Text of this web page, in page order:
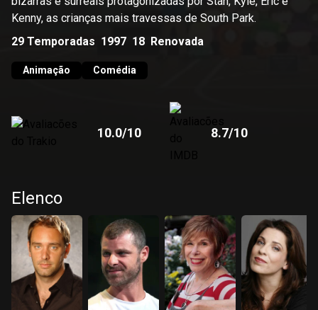
Kenny, as crianças mais travessas de South Park.
29 Temporadas 1997 18 Renovada
Animação Comédia
10.0/10 8.7/10
Elenco